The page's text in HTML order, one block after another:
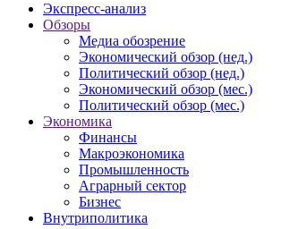
Экспресс-анализ
Обзоры
Медиа обозрение
Экономический обзор (нед.)
Политический обзор (нед.)
Экономический обзор (мес.)
Политический обзор (мес.)
Экономика
Финансы
Макроэкономика
Промышленность
Аграрный сектор
Бизнес
Внутриполитика